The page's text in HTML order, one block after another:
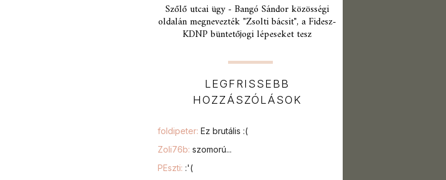
Szőlő utcai ügy - Bangó Sándor közösségi
oldalán megnevezték "Zsolti bácsit", a Fidesz-
KDNP büntetőjogi lépeseket tesz
LEGFRISSEBB
HOZZÁSZÓLÁSOK
foldipeter: Ez brutális :(
Zoli76b: szomorú...
PEszti: :'(